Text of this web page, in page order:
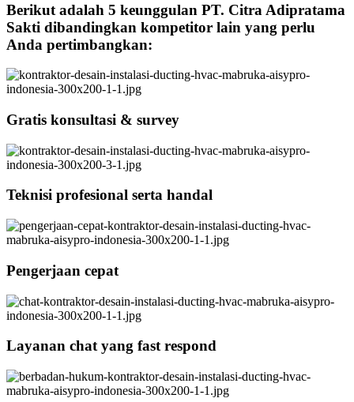
Berikut adalah 5 keunggulan PT. Citra Adipratama
Sakti dibandingkan kompetitor lain yang perlu
Anda pertimbangkan:
Gratis konsultasi & survey
Teknisi profesional serta handal
Pengerjaan cepat
Layanan chat yang fast respond